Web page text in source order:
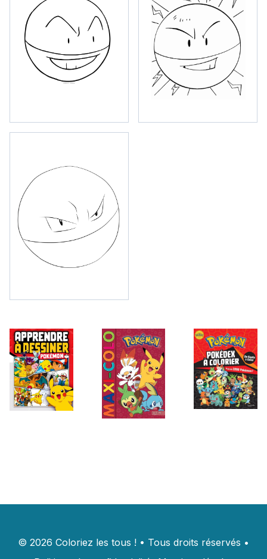
© 2026 Coloriez les tous ! • Tous droits réservés •